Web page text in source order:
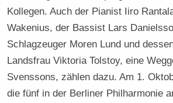
Kollegen. Auch der Pianist Iiro
Wakenius, der Bassist Lars
Schlagzeuger Moren Lund und
Landsfrau Viktoria Tolstoy, eine
Svenssons, zählen dazu. Am 1.
die fünf in der Berliner Philharmonie